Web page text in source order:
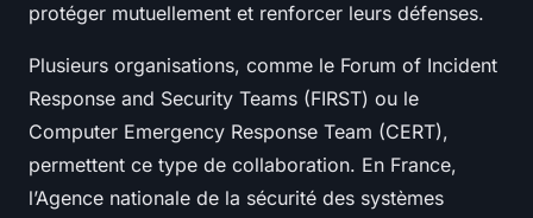
protéger mutuellement et renforcer leurs défenses.
Plusieurs organisations, comme le Forum of Incident
Response and Security Teams (FIRST) ou le
Computer Emergency Response Team (CERT),
permettent ce type de collaboration. En France,
l’Agence nationale de la sécurité des systèmes